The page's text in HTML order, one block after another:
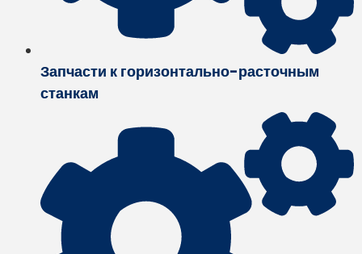
Запчасти к горизонтально-расточным
станкам